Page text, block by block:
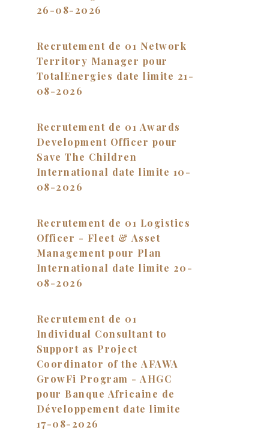
26-08-2026
Recrutement de 01 Network
Territory Manager pour
TotalEnergies date limite 21-
08-2026
Recrutement de 01 Awards
Development Officer pour
Save The Children
International date limite 10-
08-2026
Recrutement de 01 Logistics
Officer - Fleet & Asset
Management pour Plan
International date limite 20-
08-2026
Recrutement de 01
Individual Consultant to
Support as Project
Coordinator of the AFAWA
GrowFi Program - AHGC
pour Banque Africaine de
Développement date limite
17-08-2026